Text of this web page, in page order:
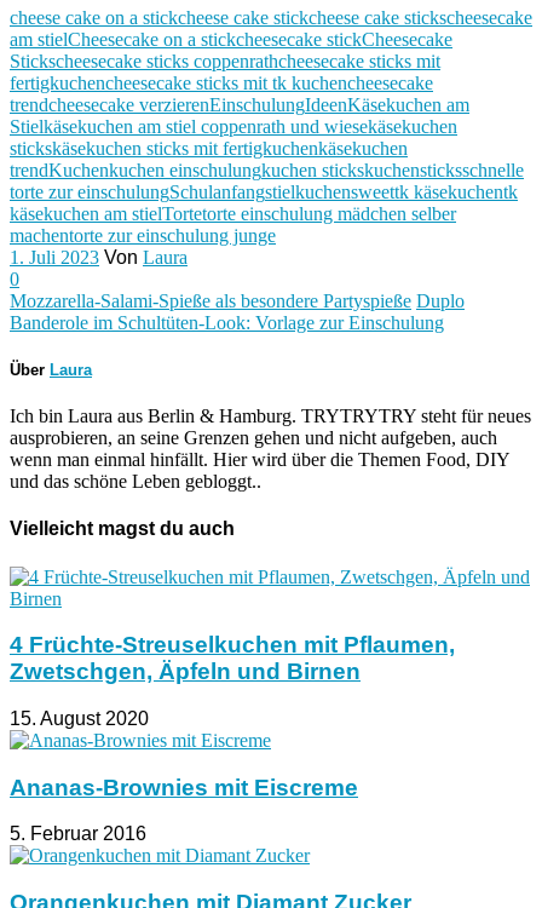
cheese cake on a stickcheese cake stickcheese cake stickscheesecake
am stielCheesecake on a stickcheesecake stickCheesecake
Stickscheesecake sticks coppenrathcheesecake sticks mit
fertigkuchencheesecake sticks mit tk kuchencheesecake
trendcheesecake verzierenEinschulungIdeenKäsekuchen am
Stielkäsekuchen am stiel coppenrath und wiesekäsekuchen
stickskäsekuchen sticks mit fertigkuchenkäsekuchen
trendKuchenkuchen einschulungkuchen stickskuchensticksschnelle
torte zur einschulungSchulanfangstielkuchensweettk käsekuchentk
käsekuchen am stielTortetorte einschulung mädchen selber
machentorte zur einschulung junge
1. Juli 2023 Von Laura
0
Mozzarella-Salami-Spieße als besondere Partyspieße Duplo
Banderole im Schultüten-Look: Vorlage zur Einschulung
Über Laura
Ich bin Laura aus Berlin & Hamburg. TRYTRYTRY steht für neues
ausprobieren, an seine Grenzen gehen und nicht aufgeben, auch
wenn man einmal hinfällt. Hier wird über die Themen Food, DIY
und das schöne Leben gebloggt..
Vielleicht magst du auch
4 Früchte-Streuselkuchen mit Pflaumen,
Zwetschgen, Äpfeln und Birnen
15. August 2020
Ananas-Brownies mit Eiscreme
5. Februar 2016
Orangenkuchen mit Diamant Zucker